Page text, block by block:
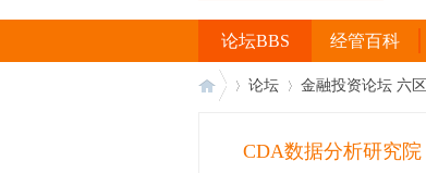
经管百科
论坛BBS
论坛 金融投资论坛 六区
CDA数据分析研究院